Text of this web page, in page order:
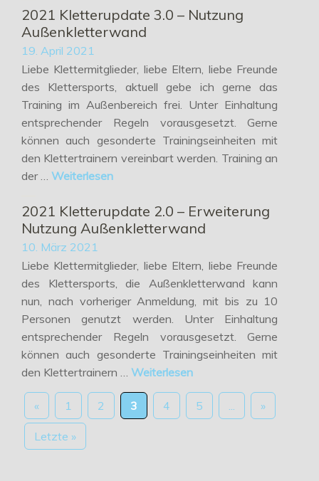
2021 Kletterupdate 3.0 – Nutzung
Außenkletterwand
19. April 2021
Liebe Klettermitglieder, liebe Eltern, liebe Freunde
des Klettersports, aktuell gebe ich gerne das
Training im Außenbereich frei. Unter Einhaltung
entsprechender Regeln vorausgesetzt. Gerne
können auch gesonderte Trainingseinheiten mit
den Klettertrainern vereinbart werden. Training an
der … Weiterlesen
2021 Kletterupdate 2.0 – Erweiterung
Nutzung Außenkletterwand
10. März 2021
Liebe Klettermitglieder, liebe Eltern, liebe Freunde
des Klettersports, die Außenkletterwand kann
nun, nach vorheriger Anmeldung, mit bis zu 10
Personen genutzt werden. Unter Einhaltung
entsprechender Regeln vorausgesetzt. Gerne
können auch gesonderte Trainingseinheiten mit
den Klettertrainern … Weiterlesen
« 1 2 3 4 5 ... »
Letzte »